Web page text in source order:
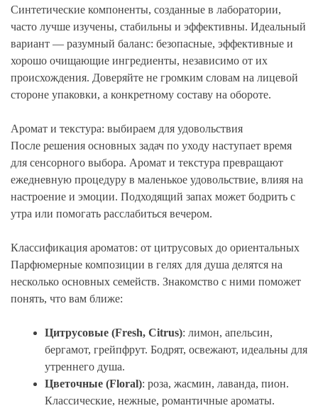
Синтетические компоненты, созданные в лаборатории,
часто лучше изучены, стабильны и эффективны. Идеальный
вариант — разумный баланс: безопасные, эффективные и
хорошо очищающие ингредиенты, независимо от их
происхождения. Доверяйте не громким словам на лицевой
стороне упаковки, а конкретному составу на обороте.
Аромат и текстура: выбираем для удовольствия
После решения основных задач по уходу наступает время
для сенсорного выбора. Аромат и текстура превращают
ежедневную процедуру в маленькое удовольствие, влияя на
настроение и эмоции. Подходящий запах может бодрить с
утра или помогать расслабиться вечером.
Классификация ароматов: от цитрусовых до ориентальных
Парфюмерные композиции в гелях для душа делятся на
несколько основных семейств. Знакомство с ними поможет
понять, что вам ближе:
Цитрусовые (Fresh, Citrus): лимон, апельсин,
бергамот, грейпфрут. Бодрят, освежают, идеальны для
утреннего душа.
Цветочные (Floral): роза, жасмин, лаванда, пион.
Классические, нежные, романтичные ароматы.